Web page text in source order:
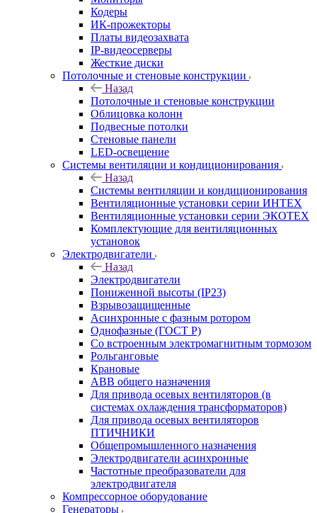
Кодеры
ИК-прожекторы
Платы видеозахвата
IP-видеосерверы
Жесткие диски
Потолочные и стеновые конструкции
Назад
Потолочные и стеновые конструкции
Облицовка колонн
Подвесные потолки
Стеновые панели
LED-освещение
Системы вентиляции и кондиционирования
Назад
Системы вентиляции и кондиционирования
Вентиляционные установки серии ИНТЕХ
Вентиляционные установки серии ЭКОТЕХ
Комплектующие для вентиляционных
установок
Электродвигатели
Назад
Электродвигатели
Пониженной высоты (IP23)
Взрывозащищенные
Асинхронные с фазным ротором
Однофазные (ГОСТ Р)
Со встроенным электромагнитным тормозом
Рольганговые
Крановые
АВВ общего назначения
Для привода осевых вентиляторов (в
системах охлаждения трансформаторов)
Для привода осевых вентиляторов
ПТИЧНИКИ
Общепромышленного назначения
Электродвигатели асинхронные
Частотные преобразователи для
электродвигателя
Компрессорное оборудование
Генераторы